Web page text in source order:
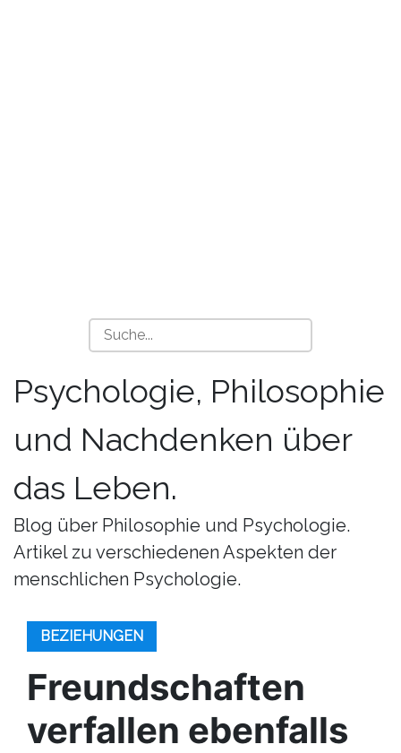
Psychologie, Philosophie
und Nachdenken über
das Leben.
Blog über Philosophie und Psychologie.
Artikel zu verschiedenen Aspekten der
menschlichen Psychologie.
BEZIEHUNGEN
Freundschaften
verfallen ebenfalls